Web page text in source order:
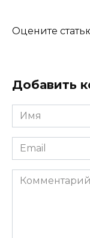
Оцените
Добавить
Имя
*
Email
*
Комментарий